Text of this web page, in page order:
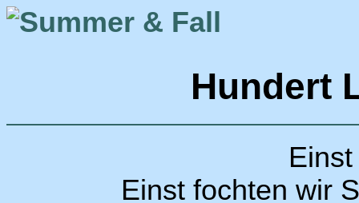
Hundert
Einst
Einst fochten wir